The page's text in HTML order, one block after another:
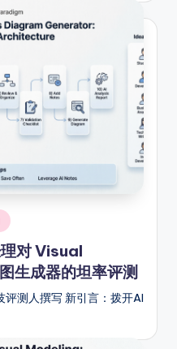
对 Visual
生成器的坦率评测
测人撰写 新引言：拨开AI